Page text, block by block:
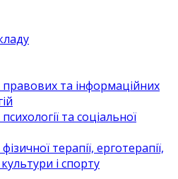
та інформаційних
та соціальної
терапії, ерготерапії,
і спорту